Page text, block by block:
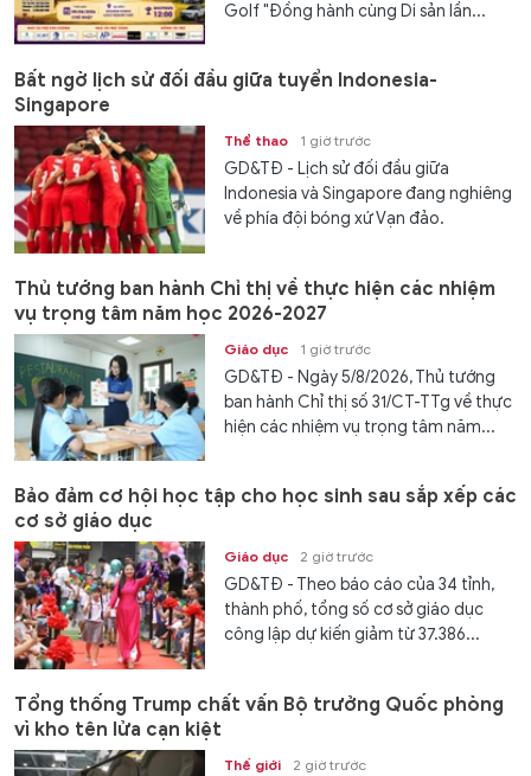
Golf "Đồng hành cùng Di sản lần...
Bất ngờ lịch sử đối đầu giữa tuyển Indonesia-
Singapore
Thể thao 1 giờ trước
GD&TĐ - Lịch sử đối đầu giữa
Indonesia và Singapore đang nghiêng
về phía đội bóng xứ Vạn đảo.
Thủ tướng ban hành Chỉ thị về thực hiện các nhiệm
vụ trọng tâm năm học 2026-2027
Giáo dục 1 giờ trước
GD&TĐ - Ngày 5/8/2026, Thủ tướng
ban hành Chỉ thị số 31/CT-TTg về thực
hiện các nhiệm vụ trọng tâm năm...
Bảo đảm cơ hội học tập cho học sinh sau sắp xếp các
cơ sở giáo dục
Giáo dục 2 giờ trước
GD&TĐ - Theo báo cáo của 34 tỉnh,
thành phố, tổng số cơ sở giáo dục
công lập dự kiến giảm từ 37.386...
Tổng thống Trump chất vấn Bộ trưởng Quốc phòng
vì kho tên lửa cạn kiệt
Thế giới 2 giờ trước